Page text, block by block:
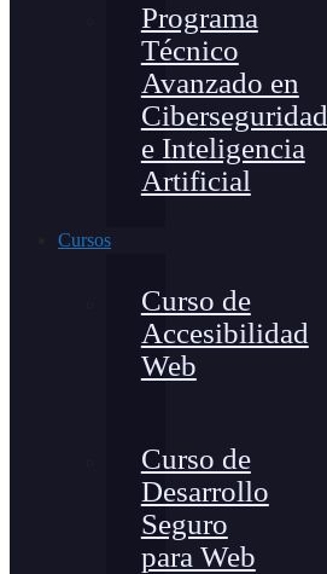
Programa
Técnico
Avanzado en
Ciberseguridad
e Inteligencia
Artificial
Cursos
Curso de
Accesibilidad
Web
Curso de
Desarrollo
Seguro
para Web